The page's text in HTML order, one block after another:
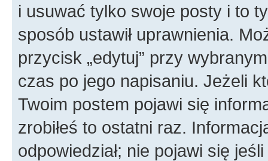
i usuwać tylko swoje posty i to
sposób ustawił uprawnienia.
przycisk „edytuj” przy
czas po jego napisaniu. Jeżeli
Twoim postem pojawi się
zrobiłeś to ostatni raz.
odpowiedział; nie pojawi się